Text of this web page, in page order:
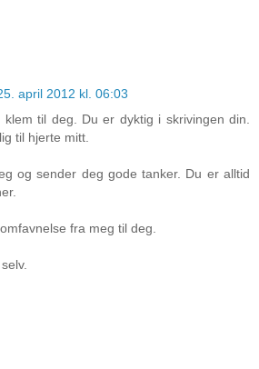
april 2012 kl. 06:03
til deg. Du er dyktig i skrivingen din.
til hjerte mitt.
og sender deg gode tanker. Du er alltid
fra meg til deg.